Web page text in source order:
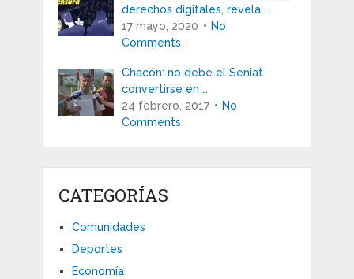
derechos digitales, revela …
17 mayo, 2020
No
Comments
Chacón: no debe el Seniat
convertirse en …
24 febrero, 2017
No
Comments
CATEGORÍAS
Comunidades
Deportes
Economía